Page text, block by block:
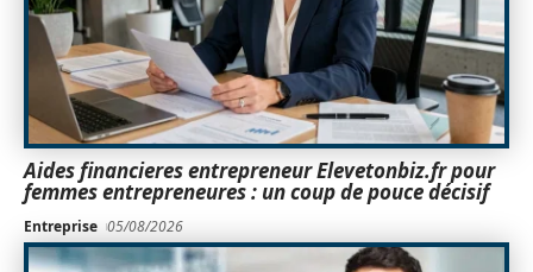
Aides financieres entrepreneur Elevetonbiz.fr pour
femmes entrepreneures : un coup de pouce décisif
Entreprise 05/08/2026